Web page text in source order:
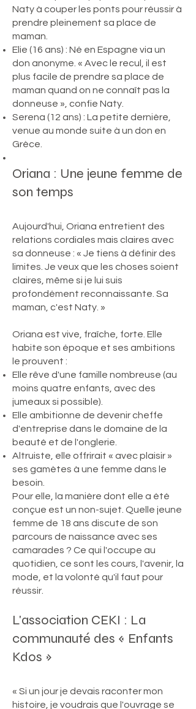
Naty à couper les ponts pour réussir à
prendre pleinement sa place de
maman.
Elie (16 ans) : Né en Espagne via un
don anonyme. « Avec le recul, il est
plus facile de prendre sa place de
maman quand on ne connaît pas la
donneuse », confie Naty.
Serena (12 ans) : La petite dernière,
venue au monde suite à un don en
Grèce.
Oriana : Une jeune femme de
son temps
Aujourd'hui, Oriana entretient des
relations cordiales mais claires avec
sa donneuse : « Je tiens à définir des
limites. Je veux que les choses soient
claires, même si je lui suis
profondément reconnaissante. Sa
maman, c'est Naty. »
Oriana est vive, fraîche, forte. Elle
habite son époque et ses ambitions
le prouvent :
Elle rêve d'une famille nombreuse (au
moins quatre enfants, avec des
jumeaux si possible).
Elle ambitionne de devenir cheffe
d'entreprise dans le domaine de la
beauté et de l'onglerie.
Altruiste, elle offrirait « avec plaisir »
ses gamètes à une femme dans le
besoin.
Pour elle, la manière dont elle a été
conçue est un non-sujet. Quelle jeune
femme de 18 ans discute de son
parcours de naissance avec ses
camarades ? Ce qui l'occupe au
quotidien, ce sont les cours, l'avenir, la
mode, et la volonté qu'il faut pour
réussir.
L'association CEKI : La
communauté des « Enfants
Kdos »
« Si un jour je devais raconter mon
histoire, je voudrais que l'ouvrage se